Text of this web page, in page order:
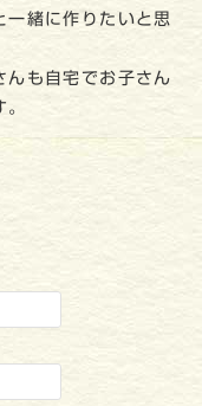
一緒に作りたいと思
んも自宅でお子さん